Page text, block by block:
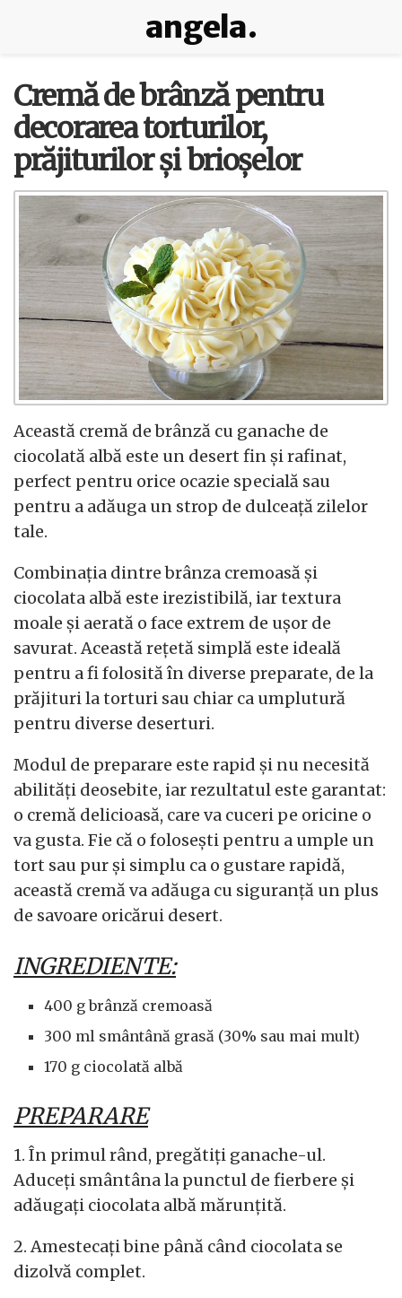
angela.
Cremă de brânză pentru
decorarea torturilor,
prăjiturilor și brioșelor
Această cremă de brânză cu ganache de
ciocolată albă este un desert fin și rafinat,
perfect pentru orice ocazie specială sau
pentru a adăuga un strop de dulceață zilelor
tale.
Combinația dintre brânza cremoasă și
ciocolata albă este irezistibilă, iar textura
moale și aerată o face extrem de ușor de
savurat. Această rețetă simplă este ideală
pentru a fi folosită în diverse preparate, de la
prăjituri la torturi sau chiar ca umplutură
pentru diverse deserturi.
Modul de preparare este rapid și nu necesită
abilități deosebite, iar rezultatul este garantat:
o cremă delicioasă, care va cuceri pe oricine o
va gusta. Fie că o folosești pentru a umple un
tort sau pur și simplu ca o gustare rapidă,
această cremă va adăuga cu siguranță un plus
de savoare oricărui desert.
INGREDIENTE:
400 g brânză cremoasă
300 ml smântână grasă (30% sau mai mult)
170 g ciocolată albă
PREPARARE
1. În primul rând, pregătiți ganache-ul.
Aduceți smântâna la punctul de fierbere și
adăugați ciocolata albă mărunțită.
2. Amestecați bine până când ciocolata se
dizolvă complet.